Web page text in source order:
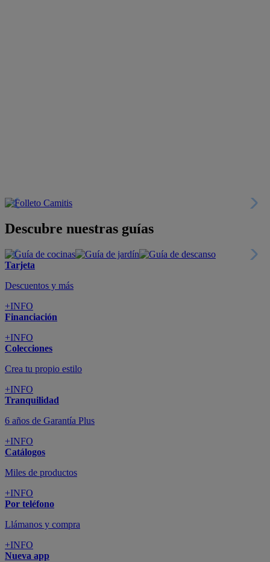
Descubre nuestras guías
Tarjeta
Descuentos y más
+INFO
Financiación
+INFO
Colecciones
Crea tu propio estilo
+INFO
Tranquilidad
6 años de Garantía Plus
+INFO
Catálogos
Miles de productos
+INFO
Por teléfono
Llámanos y compra
+INFO
Nueva app